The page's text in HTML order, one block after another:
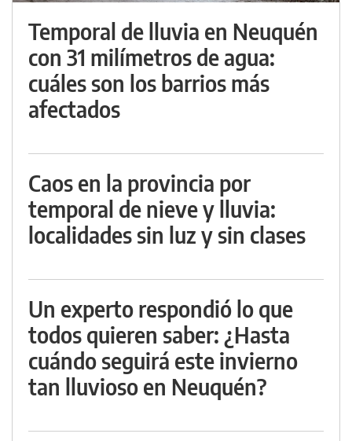
Temporal de lluvia en Neuquén
con 31 milímetros de agua:
cuáles son los barrios más
afectados
Caos en la provincia por
temporal de nieve y lluvia:
localidades sin luz y sin clases
Un experto respondió lo que
todos quieren saber: ¿Hasta
cuándo seguirá este invierno
tan lluvioso en Neuquén?